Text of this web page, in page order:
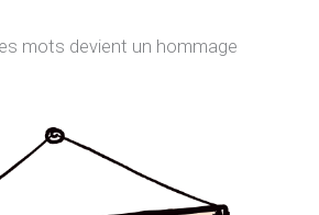
mots devient un hommage